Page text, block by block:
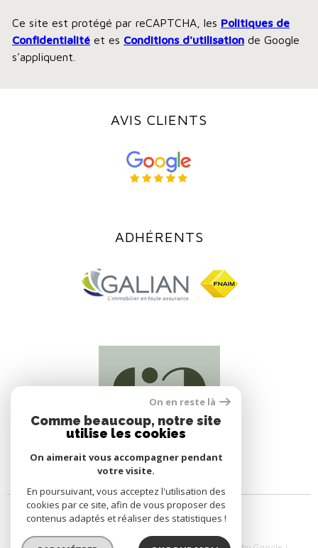
Ce site est protégé par reCAPTCHA, les Politiques de
Confidentialité et es Conditions d'utilisation de Google
s'appliquent.
AVIS CLIENTS
ADHÉRENTS
On en reste là
Comme beaucoup, notre site
utilise les cookies
On aimerait vous accompagner pendant
votre visite.
En poursuivant, vous acceptez l'utilisation des
cookies par ce site, afin de vous proposer des
contenus adaptés et réaliser des statistiques !